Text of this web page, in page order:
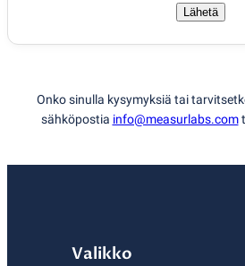
Lähetä
Onko sinulla kysymyksiä tai
sähköpostia info@measurlabs.com
Valikko